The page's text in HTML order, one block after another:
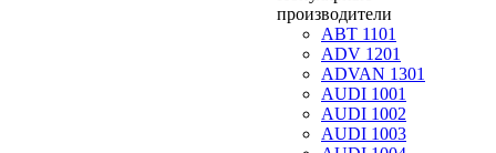
производители
ABT 1101
ADV 1201
ADVAN 1301
AUDI 1001
AUDI 1002
AUDI 1003